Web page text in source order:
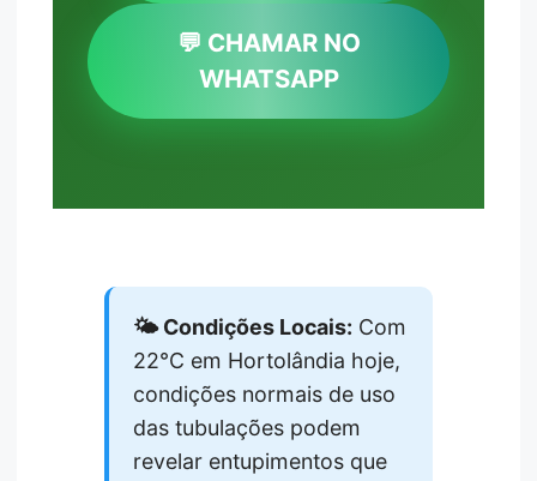
💬 CHAMAR NO
WHATSAPP
🌤️ Condições Locais: Com
22°C em Hortolândia hoje,
condições normais de uso
das tubulações podem
revelar entupimentos que